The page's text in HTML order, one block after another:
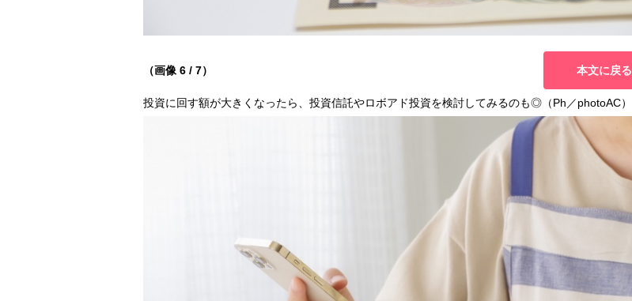
（画像 6 / 7） 本文に戻る
投資に回す額が大きくなったら、投資信託やロボアド投資を検討してみるのも◎（Ph／photoAC）